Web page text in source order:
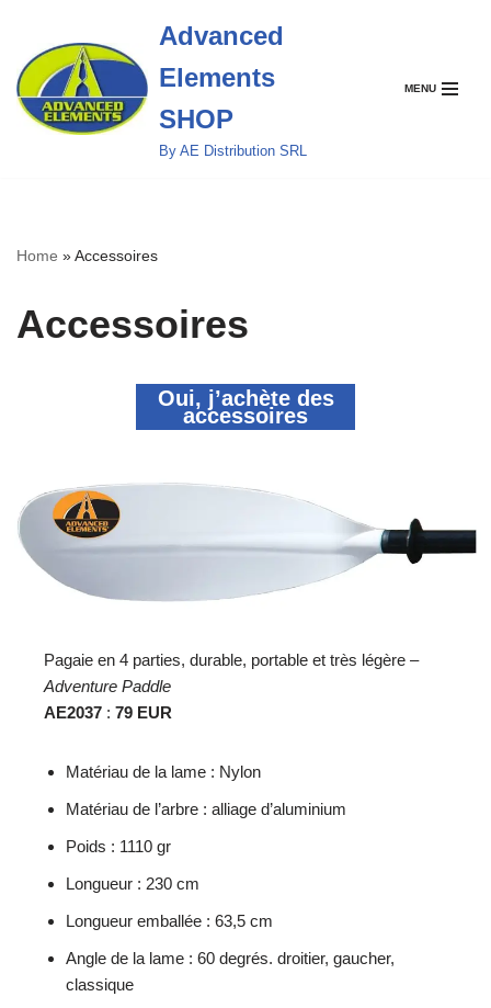
Aller
au
contenu
Advanced
Elements
SHOP
By AE Distribution SRL
MENU
Home »Accessoires
Accessoires
Oui, j’achète des
accessoires
Pagaie en 4 parties, durable, portable et très légère –
Adventure Paddle
AE2037: 79 EUR
Matériau de la lame : Nylon
Matériau de l’arbre : alliage d’aluminium
Poids : 1110 gr
Longueur : 230 cm
Longueur emballée : 63,5 cm
Angle de la lame : 60 degrés. droitier, gaucher,
classique